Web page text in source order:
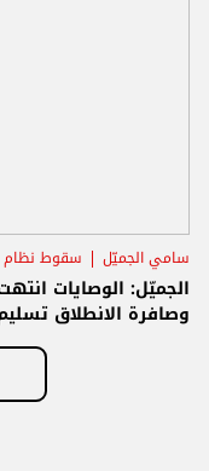
سامي الجميّل سقوط نظام
الجميّل: الوصايات
وصافرة الانطلاق